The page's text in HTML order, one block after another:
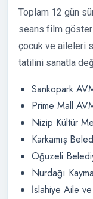
Toplam 12 gün
seans film
çocuk ve aileleri
tatilini sanatla
Sankopark
Prime Mall
Nizip Kültür
Karkamış
Oğuzeli
Nurdağı
İslahiye Aile